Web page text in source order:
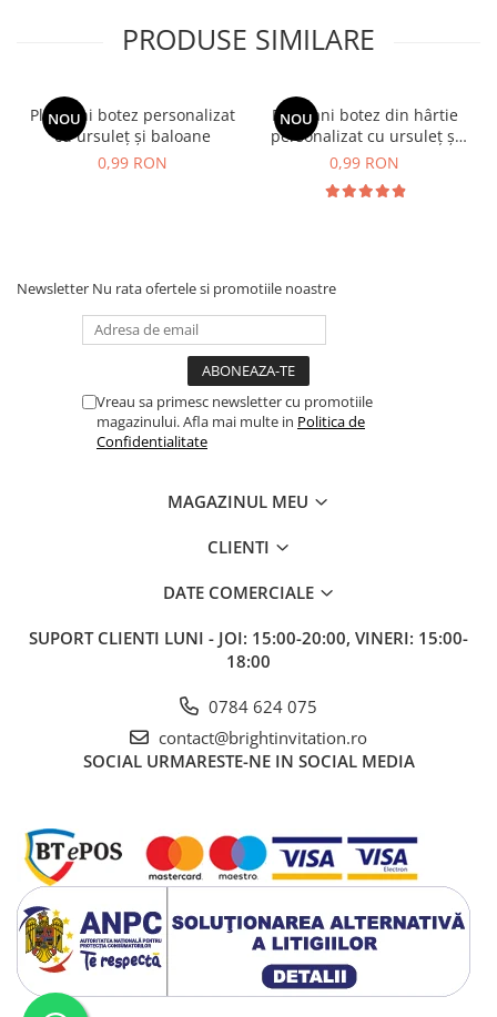
PRODUSE SIMILARE
NOU
Plic bani botez personalizat
cu ursuleț și baloane
0,99 RON
NOU
Plic bani botez din hârtie
personalizat cu ursuleț și
baloane
0,99 RON
Newsletter Nu rata ofertele si promotiile noastre
Vreau sa primesc newsletter cu promotiile
magazinului. Afla mai multe in Politica de
Confidentialitate
MAGAZINUL MEU
CLIENTI
DATE COMERCIALE
SUPORT CLIENTI LUNI - JOI: 15:00-20:00, VINERI: 15:00-
18:00
0784 624 075
contact@brightinvitation.ro
SOCIAL URMARESTE-NE IN SOCIAL MEDIA